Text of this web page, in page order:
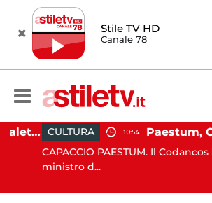
Stile TV HD
Canale 78
Martina Carbonaro, braccialetto elettronico per i genitori della 14enne uccisa dall'ex CULTURA 10:54
CAPACCIO PAESTUM. Il Codancos
ministro d...